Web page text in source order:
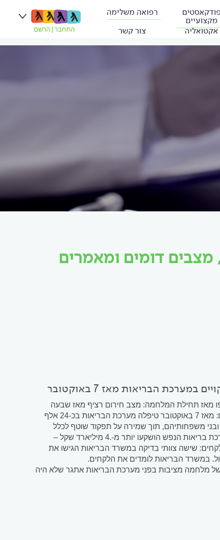
מקצועיים
רפואה משלימה
אקטואליה
צור קשר התחבר הרשם
מצבים דומים ומאמרים
מאז תחילת המלחמה: מצב חירום רציף מאז שבעה
באוקטובר, תוך התמודדות עם אירוע חסר תקדים בהיקפו שנתיים של מצב חירום: מאז 7 באוקטובר טיפלה מערכת הבריאות בכ-24 אלף
חטופים שבים ובני משפחותיהם, תוך שמירה על תפקוד שוטף לכלל
האוכלוסיה. בריאות הנפש במרכז: בעקבות עלייה חדה במספר המטופלים, במערכת בריאות הנפש הושקעו יותר מ-.4 מיליארד שקל –
שישה צוותי בדיקה במשרד הבריאות הגישו את
במשרד הבריאות לומדים את הלקחים.
מלחמה מציבות בפני מערכת הבריאות אתגר שלא היה